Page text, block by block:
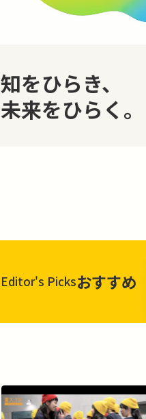
知をひらき、
未来をひらく。
Editor's Picksおすすめ